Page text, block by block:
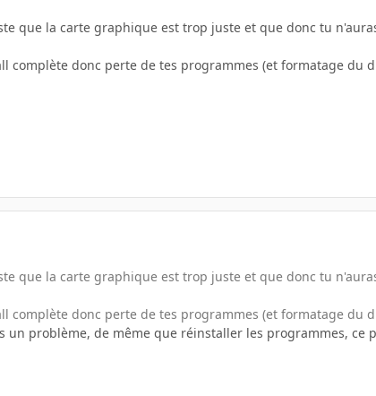
que la carte graphique est trop juste et que donc tu
complète donc perte de tes programmes (et formatage du
que la carte graphique est trop juste et que donc tu
complète donc perte de tes programmes (et formatage du
un problème, de même que réinstaller les programmes, ce